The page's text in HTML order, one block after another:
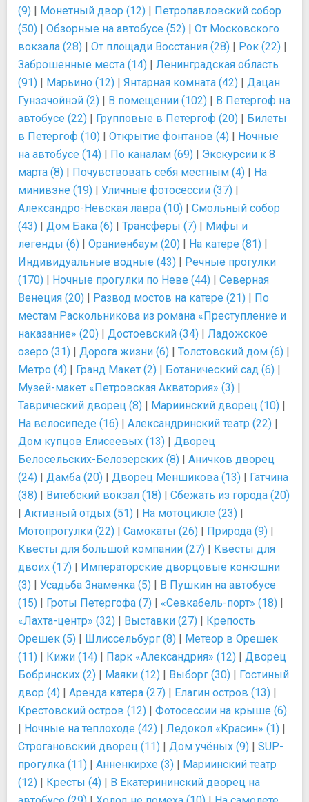
(9) | Монетный двор (12) | Петропавловский собор
(50) | Обзорные на автобусе (52) | От Московского
вокзала (28) | От площади Восстания (28) | Рок (22) |
Заброшенные места (14) | Ленинградская область
(91) | Марьино (12) | Янтарная комната (42) | Дацан
Гунзэчойнэй (2) | В помещении (102) | В Петергоф на
автобусе (22) | Групповые в Петергоф (20) | Билеты
в Петергоф (10) | Открытие фонтанов (4) | Ночные
на автобусе (14) | По каналам (69) | Экскурсии к 8
марта (8) | Почувствовать себя местным (4) | На
минивэне (19) | Уличные фотосессии (37) |
Александро-Невская лавра (10) | Смольный собор
(43) | Дом Бака (6) | Трансферы (7) | Мифы и
легенды (6) | Ораниенбаум (20) | На катере (81) |
Индивидуальные водные (43) | Речные прогулки
(170) | Ночные прогулки по Неве (44) | Северная
Венеция (20) | Развод мостов на катере (21) | По
местам Раскольникова из романа «Преступление и
наказание» (20) | Достоевский (34) | Ладожское
озеро (31) | Дорога жизни (6) | Толстовский дом (6) |
Метро (4) | Гранд Макет (2) | Ботанический сад (6) |
Музей-макет «Петровская Акватория» (3) |
Таврический дворец (8) | Мариинский дворец (10) |
На велосипеде (16) | Александринский театр (22) |
Дом купцов Елисеевых (13) | Дворец
Белосельских-Белозерских (8) | Аничков дворец
(24) | Дамба (20) | Дворец Меншикова (13) | Гатчина
(38) | Витебский вокзал (18) | Сбежать из города (20)
| Активный отдых (51) | На мотоцикле (23) |
Мотопрогулки (22) | Самокаты (26) | Природа (9) |
Квесты для большой компании (27) | Квесты для
двоих (17) | Императорские дворцовые конюшни
(3) | Усадьба Знаменка (5) | В Пушкин на автобусе
(15) | Гроты Петергофа (7) | «Севкабель-порт» (18) |
«Лахта-центр» (32) | Выставки (27) | Крепость
Орешек (5) | Шлиссельбург (8) | Метеор в Орешек
(11) | Кижи (14) | Парк «Александрия» (12) | Дворец
Бобринских (2) | Маяки (12) | Выборг (30) | Гостиный
двор (4) | Аренда катера (27) | Елагин остров (13) |
Крестовский остров (12) | Фотосессии на крыше (6)
| Ночные на теплоходе (42) | Ледокол «Красин» (1) |
Строгановский дворец (11) | Дом учёных (9) | SUP-
прогулка (11) | Анненкирхе (3) | Мариинский театр
(12) | Кресты (4) | В Екатерининский дворец на